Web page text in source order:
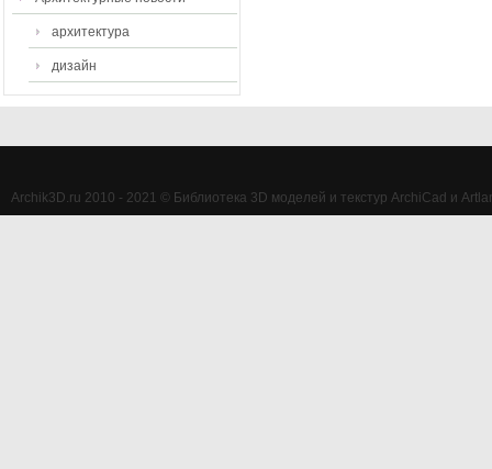
архитектура
дизайн
Archik3D.ru 2010 - 2021 © Библиотека 3D моделей и текстур ArchiCad и